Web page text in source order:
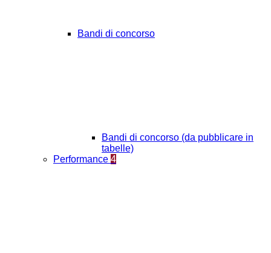
Bandi di concorso
Bandi di concorso (da pubblicare in
tabelle)
Performance 4